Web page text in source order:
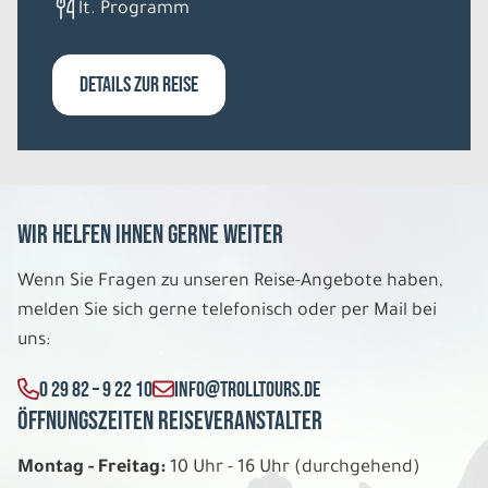
Schneeabenteuer in Ivalo
Belegung: 1
REISE VERBINDLICH ANFRAGEN
8 Tage
Do. 03.12. - Do. 10.12.2026
Belegung: 3
P.P. AB
REISE VERBINDLICH ANFRAGEN
lt. Programm
DETAILS ZUR REISE
Wir helfen Ihnen gerne weiter
Wenn Sie Fragen zu unseren Reise-Angebote haben,
melden Sie sich gerne telefonisch oder per Mail bei
uns:
0 29 82 – 9 22 10 INFO@TROLLTOURS.DE
Öffnungszeiten Reiseveranstalter
Montag - Freitag: 10 Uhr - 16 Uhr (durchgehend)